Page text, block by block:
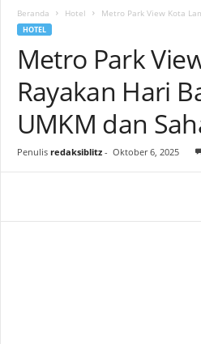
Beranda Hotel Metro Park View Kota
HOTEL
Metro Park
Rayakan Hari
UMKM dan
Penulis redaksiblitz- Oktober 6, 2025